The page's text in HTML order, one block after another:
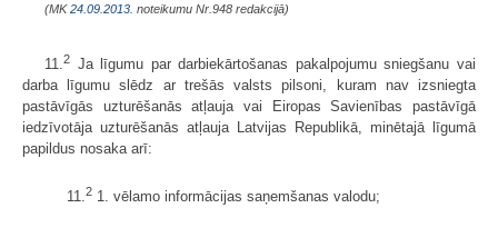
(MK24.09.2013. noteikumu Nr.948 redakcijā)
11. 2 Ja līgumu par darbiekārtošanas pakalpojumu sniegšanu vai
darba līgumu slēdz ar trešās valsts pilsoni, kuram nav izsniegta
pastāvīgās uzturēšanās atļauja vai Eiropas Savienības pastāvīgā
iedzīvotāja uzturēšanās atļauja Latvijas Republikā, minētajā līgumā
papildus nosaka arī:
11.2 1. vēlamo informācijas saņemšanas valodu;